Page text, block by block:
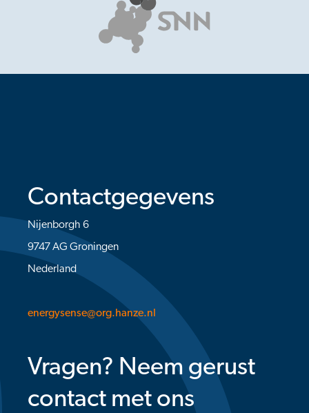
Contactgegevens
Nijenborgh 6
9747 AG Groningen
Nederland
energysense@org.hanze.nl
Vragen? Neem gerust
contact met ons